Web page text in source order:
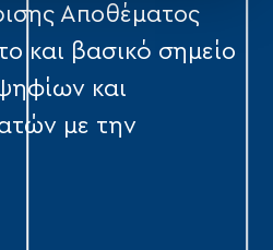
Αποθέματος
και βασικό σημείο
και
με την